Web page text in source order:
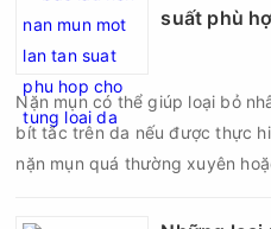
suất phù
Nặn mụn có thể giúp loại bỏ
bít tắc trên da nếu được thực
nặn mụn quá thường xuyên
thâm sẹo. Vì vậy, bao lâu nên